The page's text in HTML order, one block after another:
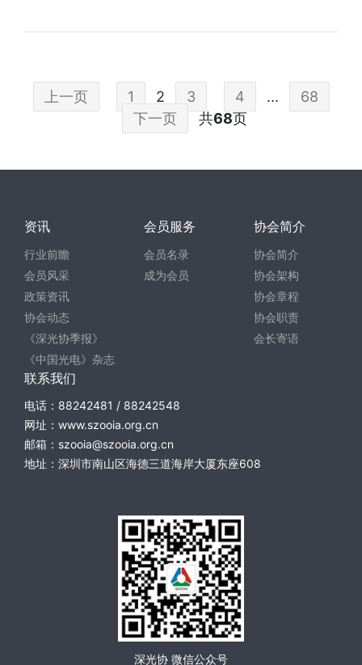
上一页 1 2 3 4 ...
68
下一页
共68页
资讯
行业前瞻
会员风采
政策资讯
协会动态
《深光协季报》
《中国光电》杂志
会员服务
会员名录
成为会员
协会简介
协会简介
协会架构
协会章程
协会职责
会长寄语
联系我们
电话：88242481 / 88242548
网址：www.szooia.org.cn
邮箱：szooia@szooia.org.cn
地址：深圳市南山区海德三道海岸大厦东座608
深光协 微信公众号